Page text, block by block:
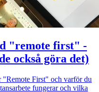
"remote first" -
också göra det)
"Remote First" och varför du
fungerar och vilka